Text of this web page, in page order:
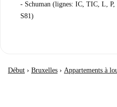
- Schuman (lignes: IC, TIC, L, P,
S81)
Début › Bruxelles › Appartements à